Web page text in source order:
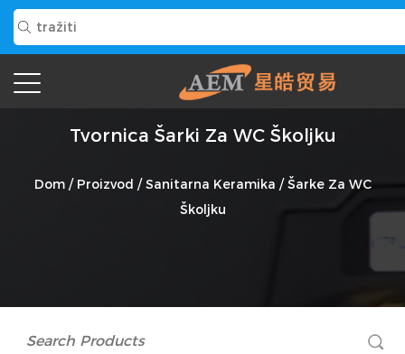
Tvornica Šarki Za WC Školjku
Dom/ Proizvod /Sanitarna Keramika /Šarke Za WC
Školjku